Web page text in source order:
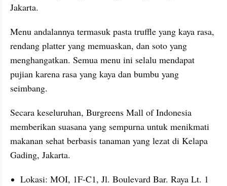
Jakarta.
Menu andalannya termasuk pasta truffle yang kaya rasa,
rendang platter yang memuaskan, dan soto yang
menghangatkan. Semua menu ini selalu mendapat
pujian karena rasa yang kaya dan bumbu yang
seimbang.
Secara keseluruhan, Burgreens Mall of Indonesia
memberikan suasana yang sempurna untuk menikmati
makanan sehat berbasis tanaman yang lezat di Kelapa
Gading, Jakarta.
Lokasi: MOI, 1F-C1, Jl. Boulevard Bar. Raya Lt. 1